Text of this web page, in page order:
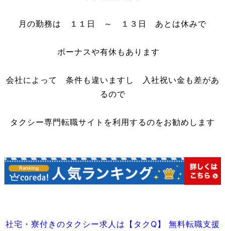
月の勤務は １１日 ～ １３日 あとは休みで
ボーナスや有休もあります
会社によって 条件も違いますし 入社祝い金も差があ
るので
タクシー専門転職サイトを利用するのをお勧めします
社宅・寮付きのタクシー求人は【タクQ】 無料転職支援